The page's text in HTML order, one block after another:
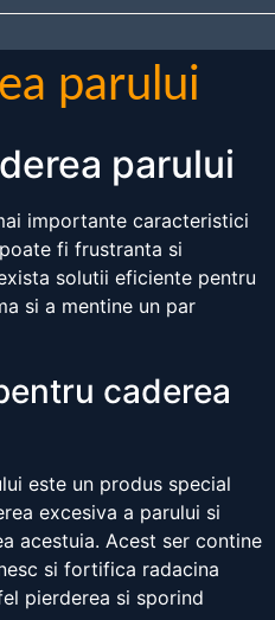
parului
parului
importante caracteristici
fi frustranta si
solutii eficiente pentru
si a mentine un par
caderea
este un produs special
excesiva a parului si
acestuia. Acest ser contine
si fortifica radacina
pierderea si sporind